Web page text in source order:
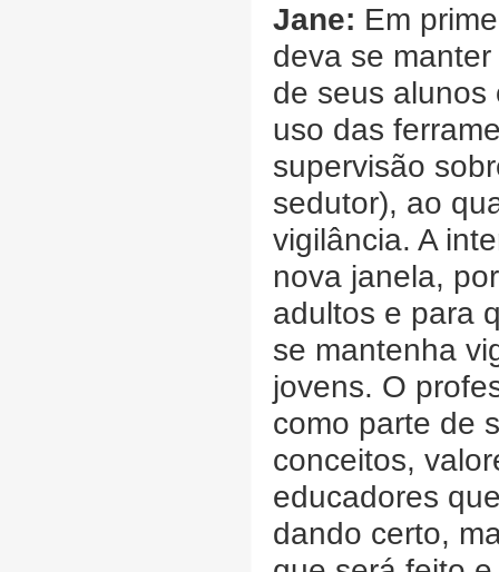
Jane: Em
deva se
de seus alunos
uso das
supervisão
sedutor), ao
vigilância. A
nova janela,
adultos e para
se mantenha
jovens. O
como parte de
conceitos,
educadores
dando certo,